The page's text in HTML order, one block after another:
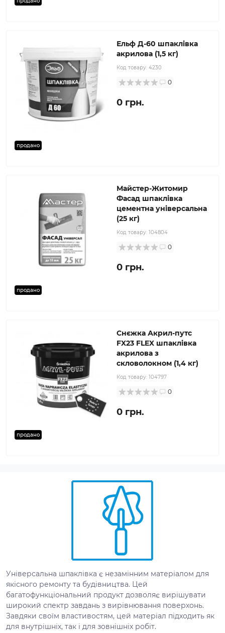
продано
Ельф Д-60 шпаклівка
акрилова (1,5 кг)
Код товару: 4230
0
0 грн.
продано
Майстер-Житомир
Фасад шпаклівка
цементна універсальна
(25 кг)
Код товару: 104804
0
0 грн.
продано
Снєжка Акрил-путс
FX23 FLEX шпаклівка
акрилова з
скловолокном (1,4 кг)
Код товару: 104797
0
0 грн.
Універсальна шпаклівка є незамінним матеріалом для
якісного ремонту та будівництва. Цей
багатофункціональний продукт дозволяє вирішувати
широкий спектр завдань з вирівнювання поверхонь.
Завдяки своїм властивостям, цей матеріал підходить як
для внутрішніх, так і для зовнішніх робіт.